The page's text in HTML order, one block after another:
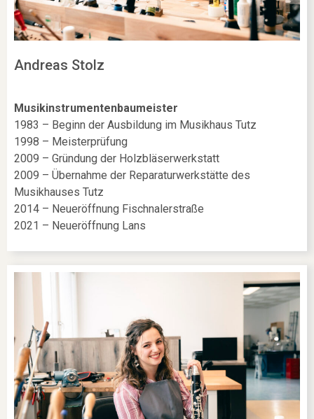
Andreas Stolz
Musikinstrumentenbaumeister
1983 – Beginn der Ausbildung im Musikhaus Tutz
1998 – Meisterprüfung
2009 – Gründung der Holzbläserwerkstatt
2009 – Übernahme der Reparaturwerkstätte des
Musikhauses Tutz
2014 – Neueröffnung Fischnalerstraße
2021 – Neueröffnung Lans